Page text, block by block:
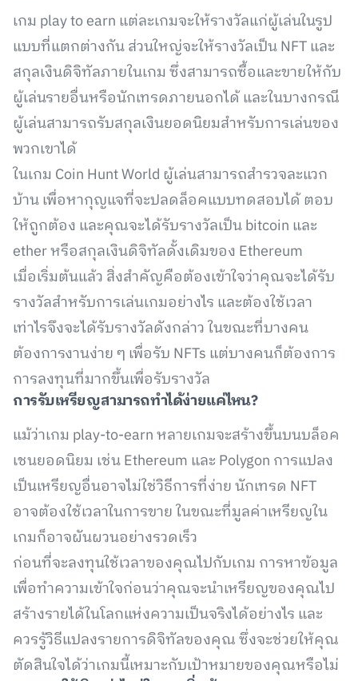
เกม play to earn แต่ละเกมจะให้รางวัลแก่ผู้เล่นในรูป
แบบที่แตกต่างกัน ส่วนใหญ่จะให้รางวัลเป็น NFT และ
สกุลเงินดิจิทัลภายในเกม ซึ่งสามารถซื้อและขายให้กับ
ผู้เล่นรายอื่นหรือนักเทรดภายนอกได้ และในบางกรณี
ผู้เล่นสามารถรับสกุลเงินยอดนิยมสำหรับการเล่นของ
พวกเขาได้
ในเกม Coin Hunt World ผู้เล่นสามารถสำรวจละแวก
บ้าน เพื่อหากุญแจที่จะปลดล็อคแบบทดสอบได้ ตอบ
ให้ถูกต้อง และคุณจะได้รับรางวัลเป็น bitcoin และ
ether หรือสกุลเงินดิจิทัลดั้งเดิมของ Ethereum
เมื่อเริ่มต้นแล้ว สิ่งสำคัญคือต้องเข้าใจว่าคุณจะได้รับ
รางวัลสำหรับการเล่นเกมอย่างไร และต้องใช้เวลา
เท่าไรจึงจะได้รับรางวัลดังกล่าว ในขณะที่บางคน
ต้องการงานง่าย ๆ เพื่อรับ NFTs แต่บางคนก็ต้องการ
การลงทุนที่มากขึ้นเพื่อรับรางวัล
การรับเหรียญสามารถทำได้ง่ายแค่ไหน?
แม้ว่าเกม play-to-earn หลายเกมจะสร้างขึ้นบนบล็อค
เชนยอดนิยม เช่น Ethereum และ Polygon การแปลง
เป็นเหรียญอื่นอาจไม่ใช่วิธีการที่ง่าย นักเทรด NFT
อาจต้องใช้เวลาในการขาย ในขณะที่มูลค่าเหรียญใน
เกมก็อาจผันผวนอย่างรวดเร็ว
ก่อนที่จะลงทุนใช้เวลาของคุณไปกับเกม การหาข้อมูล
เพื่อทำความเข้าใจก่อนว่าคุณจะนำเหรียญของคุณไป
สร้างรายได้ในโลกแห่งความเป็นจริงได้อย่างไร และ
ควรรู้วิธีแปลงรายการดิจิทัลของคุณ ซึ่งจะช่วยให้คุณ
ตัดสินใจได้ว่าเกมนี้เหมาะกับเป้าหมายของคุณหรือไม่